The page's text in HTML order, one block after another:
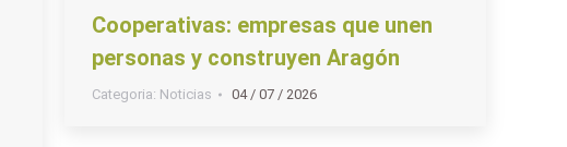
Cooperativas: empresas que unen
personas y construyen Aragón
Categoria: Noticias 04 / 07 / 2026